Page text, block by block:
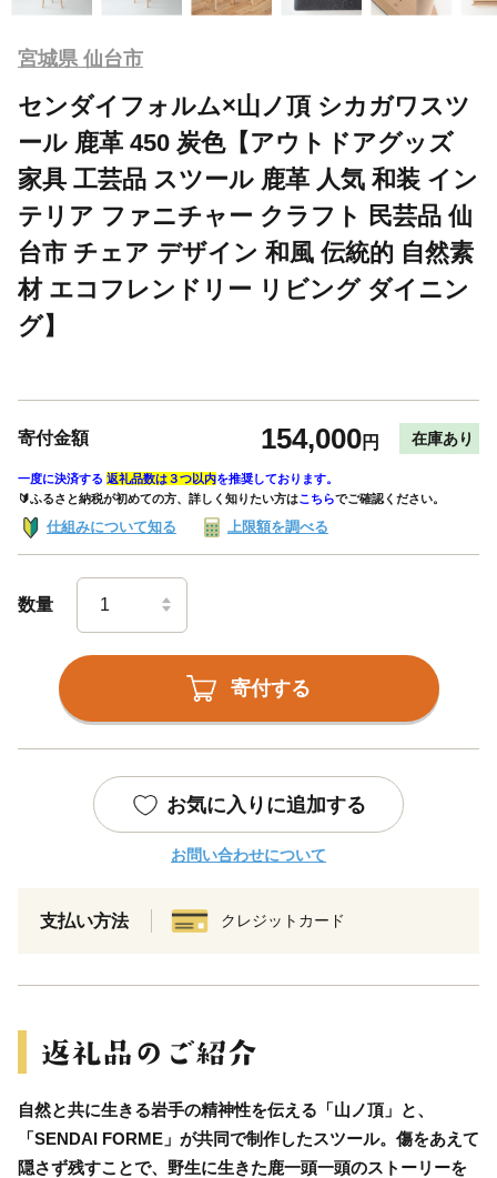
宮城県 仙台市
センダイフォルム×山ノ頂 シカガワスツ
ール 鹿革 450 炭色【アウトドアグッズ
家具 工芸品 スツール 鹿革 人気 和装 イン
テリア ファニチャー クラフト 民芸品 仙
台市 チェア デザイン 和風 伝統的 自然素
材 エコフレンドリー リビング ダイニン
グ】
寄付金額 154,000円 在庫あり
一度に決済する 返礼品数は３つ以内を推奨しております。
🔰ふるさと納税が初めての方、詳しく知りたい方はこちらでご確認ください。
仕組みについて知る 上限額を調べる
数量
寄付する
お気に入りに追加する
お問い合わせについて
支払い方法 クレジットカード
自然と共に生きる岩手の精神性を伝える「山ノ頂」と、
「SENDAI FORME」が共同で制作したスツール。傷をあえて
隠さず残すことで、野生に生きた鹿一頭一頭のストーリーを